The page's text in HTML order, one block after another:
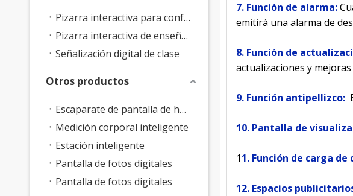
Pizarra interactiva para conferencias
Pizarra interactiva de enseñanza
Señalización digital de clase
Otros productos
Escaparate de pantalla de holograma 3D
Medición corporal inteligente
Estación inteligente
Pantalla de fotos digitales
Pantalla de fotos digitales
7. Función de alarma:
emitirá una alarma de
8. Función de
actualizaciones y
9. Función antipellizco:
10. Pantalla de
11. Función de carga de
12. Espacios